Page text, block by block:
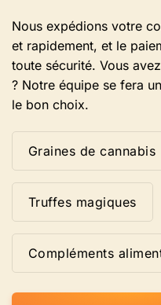
Nous expédions votre
et rapidement, et le
toute sécurité. Vous
? Notre équipe se fera
le bon choix.
Graines de cannabis
Truffes magiques
Compléments